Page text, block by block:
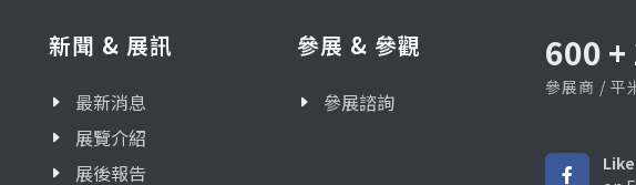
新聞 & 展訊
最新消息
展覽介紹
展後報告
參展 & 參觀
參展諮詢
600 +
參展商 / 平